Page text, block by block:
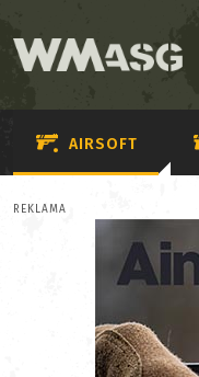
AIRSOFT
REKLAMA